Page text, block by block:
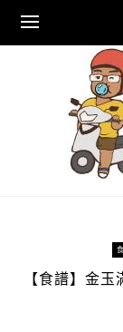
content
【食譜】金